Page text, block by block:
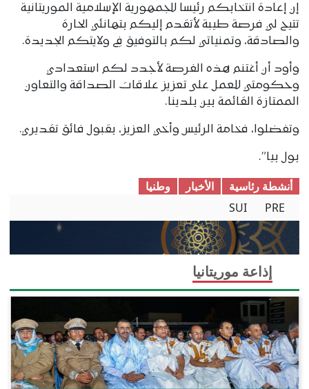
إن إعادة انتخابكم رئيسا للجمهورية الإسلامية الموريتانية
تتيح لي فرصة طيبة لأتقدم إليكم بتهانئي الحارة
والصادقة، وتمنياتي لكم بالتوفيق في ولايتكم الجديدة.
وأود أن أغتنم هذه الفرصة لأجدد لكم استعدادي
وحكومتي للعمل على تعزيز علاقات الصداقة والتعاون
الممتازة القائمة بين بلدينا.
وتفضلوا، فخامة الرئيس وأخي العزيز، بقبول فائق تقديري.
بول بيا”.
أنشطة رئاسية الأخبار
وطنیا
PRE
SUI
إذاعة موريتانيا